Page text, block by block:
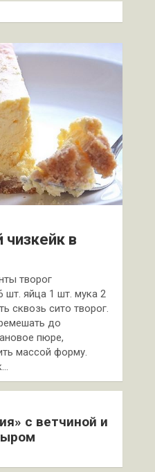
в
творог
шт. яйца 1 шт. мука 2
сквозь сито творог.
до
пюре,
массой форму.
с ветчиной и